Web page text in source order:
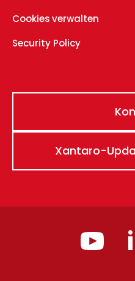
Cookies verwalten
Security Policy
Xantaro-